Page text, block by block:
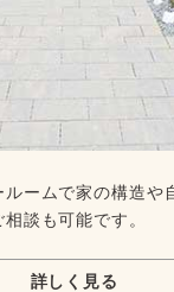
ームで家の構造や
談も可能です。
詳しく見る